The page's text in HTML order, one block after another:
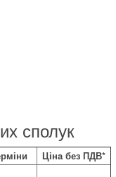
сполук
Ціна без ПДВ*